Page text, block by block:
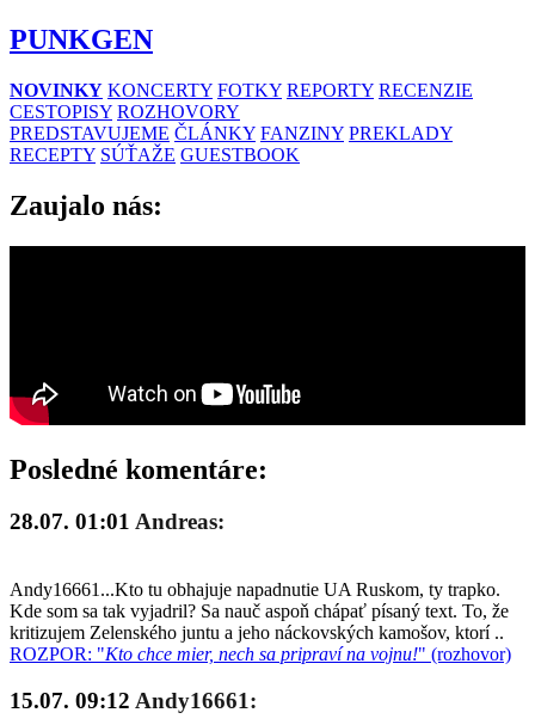
PUNKGEN
NOVINKY KONCERTY FOTKY REPORTY RECENZIE
CESTOPISY ROZHOVORY
PREDSTAVUJEME ČLÁNKY FANZINY PREKLADY
RECEPTY SÚŤAŽE GUESTBOOK
Zaujalo nás:
Posledné komentáre:
28.07. 01:01 Andreas:
Andy16661...Kto tu obhajuje napadnutie UA Ruskom, ty trapko.
Kde som sa tak vyjadril? Sa nauč aspoň chápať písaný text. To, že
kritizujem Zelenského juntu a jeho náckovských kamošov, ktorí ..
ROZPOR: "Kto chce mier, nech sa pripraví na vojnu!" (rozhovor)
15.07. 09:12 Andy16661: